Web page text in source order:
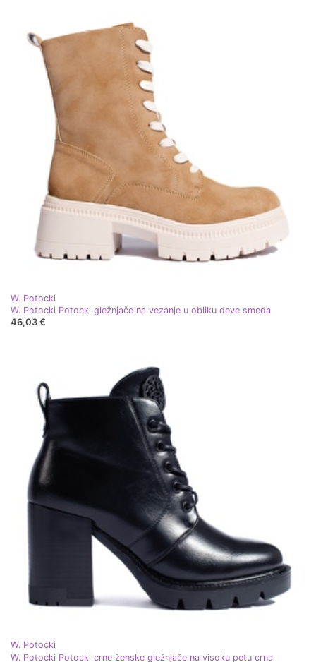
W. Potocki
W. Potocki Potocki gležnjače na vezanje u obliku deve smeđa
46,03 €
W. Potocki
W. Potocki Potocki crne ženske gležnjače na visoku petu crna